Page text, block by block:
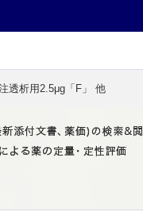
透析用2.5μg「F」 他